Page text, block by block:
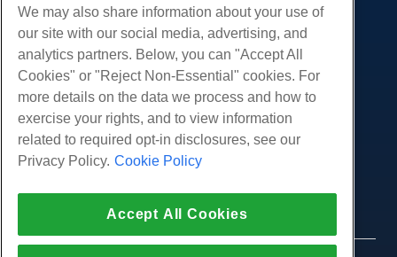
제품
웹 호스팅
비즈니스 호스팅
리셀러 호스팅
화이트 라벨 리셀러
관리되는 리눅스 VPS
관리되지 않는 리눅스 VPS
관리 창 VPS
관리되지 않는 Windows VPS
클라우드 서버
서비스
웹 사이트 마이그레이션
커뮤니티
제품 문서
회사
회사 소개
프레스
우리와 함께 라이브 채팅
We may also share information about your use of
our site with our social media, advertising, and
analytics partners. Below, you can "Accept All
Cookies" or "Reject Non-Essential" cookies. For
more details on the data we process and how to
exercise your rights, and to view information
related to required opt-in disclosures, see our
Privacy Policy. Cookie Policy
Accept All Cookies